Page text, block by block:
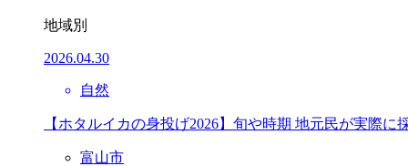
地域別
2026.04.30
自然
【ホタルイカの身投げ2026】旬や時期 地元民が実際に
富山市